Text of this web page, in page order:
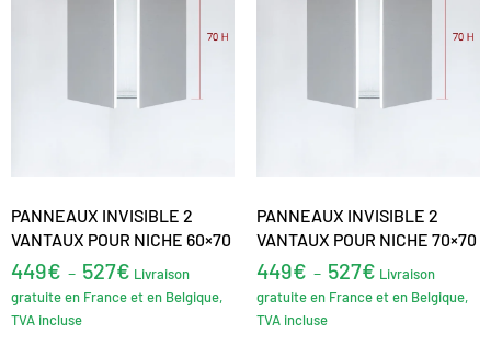
PANNEAUX INVISIBLE 2
VANTAUX POUR NICHE 60×70
449€ – 527€ Livraison
gratuite en France et en Belgique,
TVA incluse
PANNEAUX INVISIBLE 2
VANTAUX POUR NICHE 70×70
449€ – 527€ Livraison
gratuite en France et en Belgique,
TVA incluse